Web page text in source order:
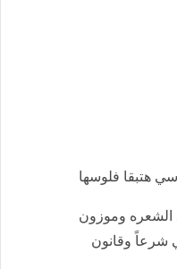
هتبقا فلوسها
الشعره وموزون
شرعاً وقانون